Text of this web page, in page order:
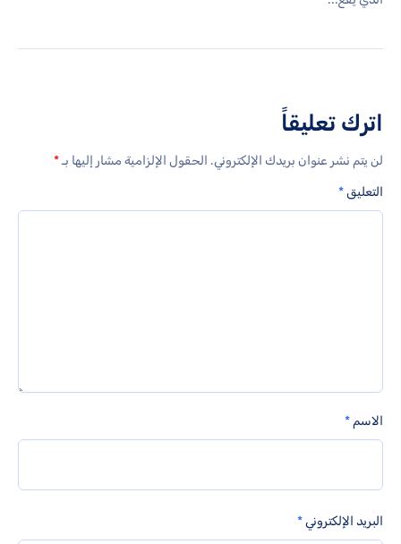
اترك تعليقاً
لن يتم نشر عنوان بريدك الإلكتروني. الحقول الإلزامية مشار إليها بـ*
التعليق*
الاسم *
البريد الإلكتروني*